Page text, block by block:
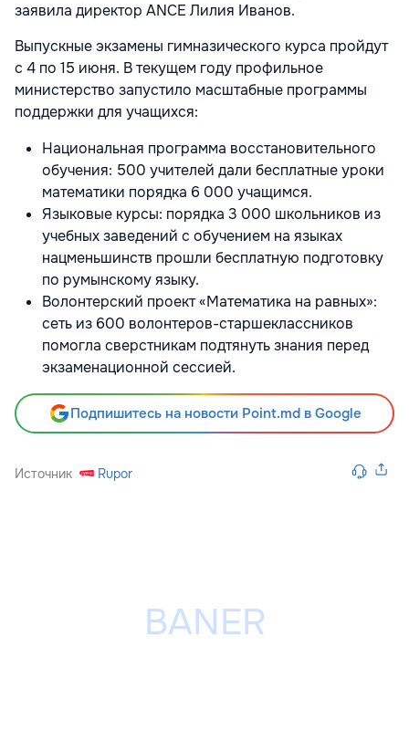
заявила директор ANCE Лилия Иванов.
Выпускные экзамены гимназического курса пройдут
с 4 по 15 июня. В текущем году профильное
министерство запустило масштабные программы
поддержки для учащихся:
Национальная программа восстановительного
обучения: 500 учителей дали бесплатные уроки
математики порядка 6 000 учащимся.
Языковые курсы: порядка 3 000 школьников из
учебных заведений с обучением на языках
нацменьшинств прошли бесплатную подготовку
по румынскому языку.
Волонтерский проект «Математика на равных»:
сеть из 600 волонтеров-старшеклассников
помогла сверстникам подтянуть знания перед
экзаменационной сессией.
Подпишитесь на новости Point.md в Google
Источник Rupor